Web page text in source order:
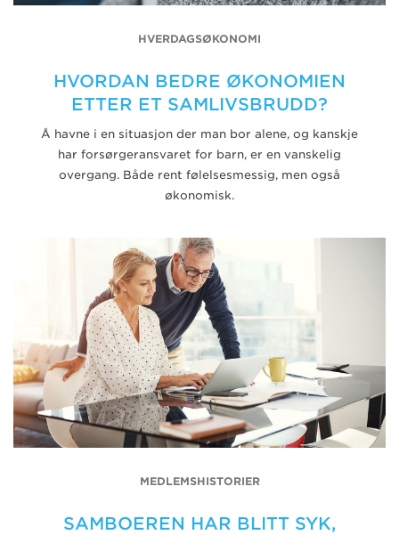
HVERDAGSØKONOMI
HVORDAN BEDRE ØKONOMIEN
ETTER ET SAMLIVSBRUDD?
Å havne i en situasjon der man bor alene, og kanskje
har forsørgeransvaret for barn, er en vanskelig
overgang. Både rent følelsesmessig, men også
økonomisk.
MEDLEMSHISTORIER
SAMBOEREN HAR BLITT SYK,